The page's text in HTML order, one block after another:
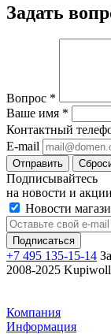
Задать
Вопрос *
Ваше имя *
Контактный
E-mail
Отправить
Подписывайтесь
на новости и акции
Новости
+7 495 135-15-14
2008-2025 Kupiwoll
Компания
Информация